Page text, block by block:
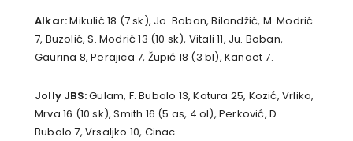
Alkar:Mikulić 18 (7 sk), Jo. Boban, Bilandžić, M. Modrić
7, Buzolić, S. Modrić 13 (10 sk), Vitali 11, Ju. Boban,
Gaurina 8, Perajica 7, Župić 18 (3 bl), Kanaet 7.
Jolly JBS:Gulam, F. Bubalo 13, Katura 25, Kozić, Vrlika,
Mrva 16 (10 sk), Smith 16 (5 as, 4 ol), Perković, D.
Bubalo 7, Vrsaljko 10, Cinac.